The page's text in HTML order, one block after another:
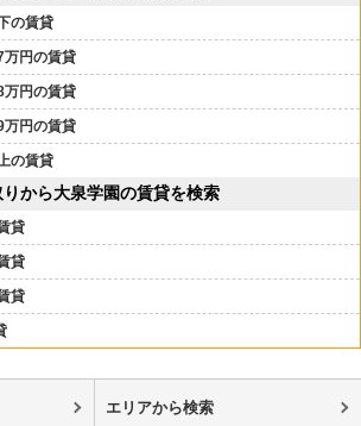
の賃貸
万円の賃貸
万円の賃貸
万円の賃貸
の賃貸
りから大泉学園の賃貸を検索
貸
貸
貸
エリアから検索